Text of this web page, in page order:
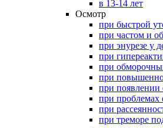
в 13-14 лет
Осмотр
при быстрой
при частом и
при энурезе у
при
при
при
при появлении
при проблемах
при
при треморе